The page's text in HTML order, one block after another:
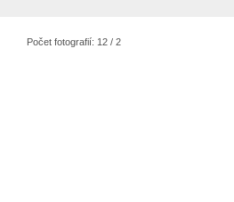
Počet fotografií: 12 / 2